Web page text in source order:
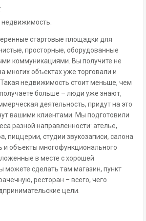
стартовые площадки для
просторные, оборудованные
коммуникациями. Вы получите не
многих объектах уже торговали и
Такая недвижимость стоит меньше, чем
больше – люди уже знают,
деятельность, придут на это
вашими клиентами. Мы подготовили
разной направленности: ателье,
пиццерии, студии звукозаписи, салона
и объекты многофункционального
в месте с хорошей
можете сделать там магазин, пункт
ресторан – всего, чего
цели.